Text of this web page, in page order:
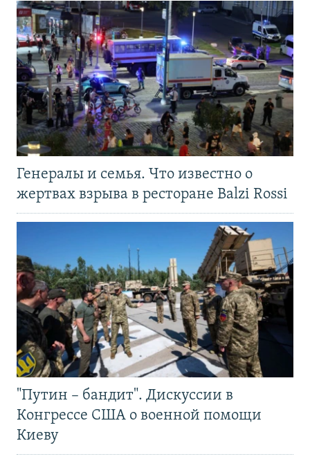
Генералы и семья. Что известно о
жертвах взрыва в ресторане Balzi Rossi
"Путин – бандит". Дискуссии в
Конгрессе США о военной помощи
Киеву